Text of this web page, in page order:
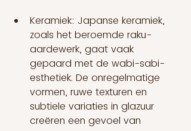
Keramiek: Japanse keramiek,
zoals het beroemde raku-
aardewerk, gaat vaak
gepaard met de wabi-sabi-
esthetiek. De onregelmatige
vormen, ruwe texturen en
subtiele variaties in glazuur
creëren een gevoel van